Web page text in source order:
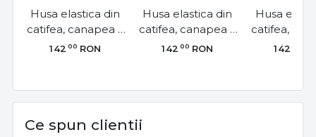
Husa elastica din
catifea, canapea 3
locuri, cu brate,
142 00 RON
Husa elastica din
catifea, canapea 3
locuri, cu brate, gri,
142 00 RON
Husa
catifea,
locuri, cu
142
Ce spun clientii